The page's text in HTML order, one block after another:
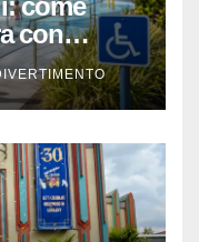
come
con
rotelle